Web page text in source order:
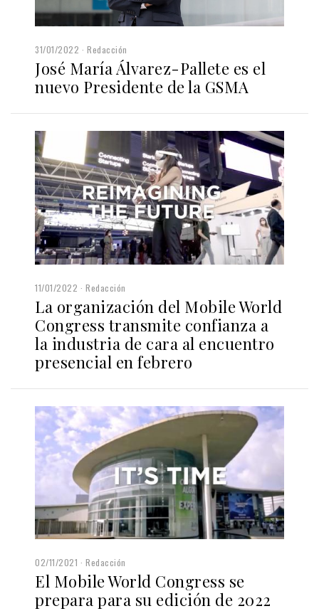
31/01/2022 Redacción
José María Álvarez-Pallete es el
nuevo Presidente de la GSMA
11/01/2022 Redacción
La organización del Mobile World
Congress transmite confianza a
la industria de cara al encuentro
presencial en febrero
02/11/2021 Redacción
El Mobile World Congress se
prepara para su edición de 2022